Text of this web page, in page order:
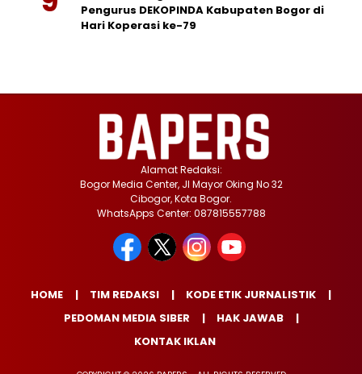
Pengurus DEKOPINDA Kabupaten Bogor di
Hari Koperasi ke-79
Alamat Redaksi:
Bogor Media Center, Jl Mayor Oking No 32
Cibogor, Kota Bogor.
WhatsApps Center: 087815557788
HOME TIM REDAKSI
KODE ETIK JURNALISTIK
PEDOMAN MEDIA SIBER
HAK JAWAB
KONTAK IKLAN